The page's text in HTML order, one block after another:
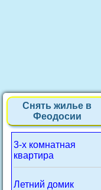
Снять жилье в
Феодосии
3-х комнатная
квартира
Летний домик